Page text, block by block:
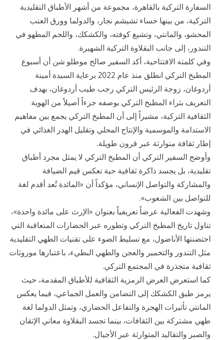
السفارة التركية بالقاهرة، مجموعة من أشهر الأطباق التقليدية
التركية، من بينها حساء تشيشم نجار، والدولما وورق العنب
المحشو، والمانتي، وتشيغ كوفته، والكشكك، واللحم المطهو في
التندور، إلى جانب البقلاوة التركية الشهيرة.
وفي كلمته الافتتاحية، أكد السفير صالح موطلو شن أن أسبوع
المطبخ التركي انطلق منذ عام 2022 برعاية السيدة أمينة
أردوغان، زوجة الرئيس التركي رجب طيب أردوغان، بهدف
التعريف بثراء المطبخ التركي بوصفه جزءاً أصيلاً من الهوية
الثقافية التركية، مشيراً إلى أن المطبخ التركي يجمع بين مفاهيم
الاستدامة والموسمية والإنتاج المحلي وتقليل الهدر الغذائي في
إطار ثقافة متوارثة عبر قرون طويلة.
وأوضح السفير التركي أن المطبخ التركي لا يمثل مجرد أطباق
تقليدية، بل يجسد ذاكرة ثقافية حية تعكس قيم الضيافة
والمشاركة والتواصل الإنساني، مؤكداً أن «المائدة تُعد أقدم لغة
للتواصل بين الشعوب».
وشهدت الفعالية عرضاً تعريفياً بعنوان «الإرث على مائدة واحدة»،
تناول تاريخ المطبخ التركي وتطوره عبر الحضارات المتعاقبة التي
احتضنتها الأناضول، مع تسليط الضوء على تقنيات الطهي التقليدية
مثل التندور والتخمير والعجن والطهي البطيء، باعتبارها موروثات
ثقافية متجذرة في المجتمع التركي.
كما استعرض العرض الرمزية الثقافية للأطباق المقدمة، حيث
يرمز طبق الكشكك إلى التضامن والعمل الجماعي، فيما يعكس
المانتي تأثيرات الهجرة والتفاعل الحضاري، وتمثل الدولما لغة
طهي مشتركة بين الثقافات، بينما تجسد البقلاوة معاني الإتقان
والصبر والتقاليد المتوارثة عبر الأجيال.